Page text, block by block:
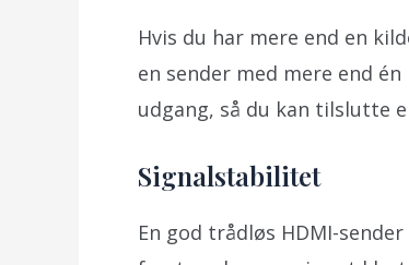
Hvis du har mere end en
en sender med mere end
udgang, så du kan tilslutte
Signalstabilitet
En god trådløs HDMI-